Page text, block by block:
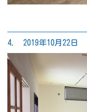
4. 2019年10月22日